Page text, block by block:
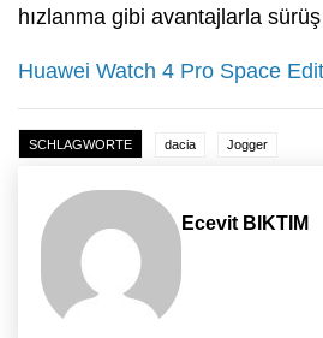
hızlanma gibi avantajlarla
Huawei Watch 4 Pro Space
SCHLAGWORTE dacia Jogger
Ecevit BIKTIM